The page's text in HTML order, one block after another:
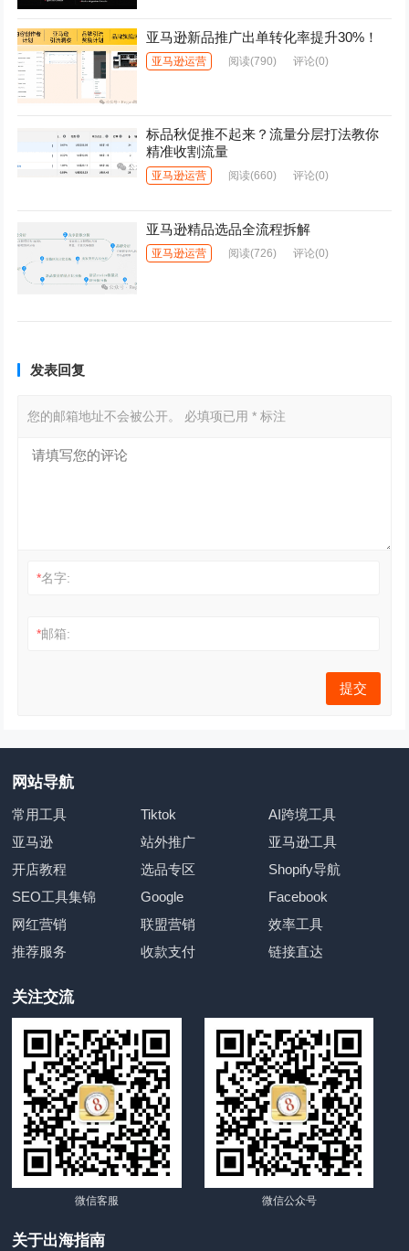
亚马逊新品推广出单转化率提升30%！
亚马逊运营 阅读(790) 评论(0)
标品秋促推不起来？流量分层打法教你
精准收割流量
亚马逊运营 阅读(660) 评论(0)
亚马逊精品选品全流程拆解
亚马逊运营 阅读(726) 评论(0)
发表回复
您的邮箱地址不会被公开。 必填项已用* 标注
*名字:
*邮箱:
网站导航
常用工具 Tiktok
AI跨境工具
亚马逊
站外推广
亚马逊工具
开店教程
选品专区
Shopify导航
SEO工具集锦
Google
Facebook
网红营销
联盟营销
效率工具
推荐服务
收款支付 链接直达
关注交流
微信客服 微信公众号
关于出海指南